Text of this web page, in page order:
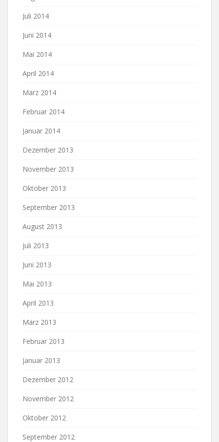
Juli 2014
Juni 2014
Mai 2014
April 2014
März 2014
Februar 2014
Januar 2014
Dezember 2013
November 2013
Oktober 2013
September 2013
August 2013
Juli 2013
Juni 2013
Mai 2013
April 2013
März 2013
Februar 2013
Januar 2013
Dezember 2012
November 2012
Oktober 2012
September 2012